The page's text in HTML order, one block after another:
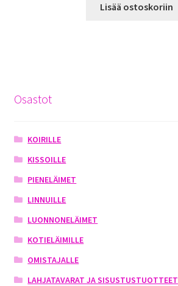
Lisää ostoskoriin
Osastot
KOIRILLE
KISSOILLE
PIENELÄIMET
LINNUILLE
LUONNONELÄIMET
KOTIELÄIMILLE
OMISTAJALLE
LAHJATAVARAT JA SISUSTUSTUOTTEET